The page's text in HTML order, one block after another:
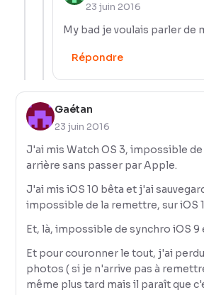
23 juin 2016
My bad je voulais parler de
Répondre
Gaétan
23 juin 2016
J'ai mis Watch OS 3, impossible
arrière sans passer par Apple.
J'ai mis iOS 10 bêta et j'ai
impossible de la remettre, sur iOS
Et, là, impossible de synchro iOS 9
Et pour couronner le tout, j'ai
photos ( si je n'arrive pas à
même plus tard mais il paraît que